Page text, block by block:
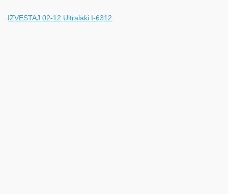
IZVESTAJ 02-12 Ultralaki I-6312